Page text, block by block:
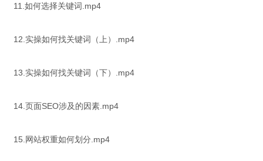
11.如何选择关键词.mp4
12.实操如何找关键词（上）.mp4
13.实操如何找关键词（下）.mp4
14.页面SEO涉及的因素.mp4
15.网站权重如何划分.mp4